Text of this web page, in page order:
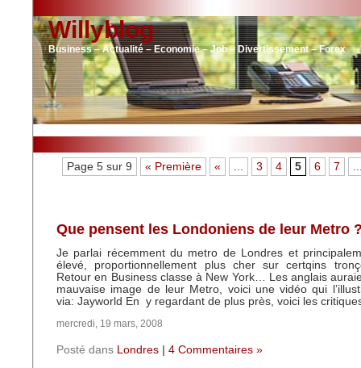
Willyblog
Business – Actualité – Economie – Job – Divertissement – Forex
Page 5 sur 9 « Première « ... 3 4 5 6 7
Que pensent les Londoniens de leur Metro
Je parlai récemment du metro de Londres et
élevé, proportionnellement plus cher sur certqins
Retour en Business classe à New York… Les anglais
mauvaise image de leur Metro, voici une vidéo qui
via: Jayworld En y regardant de plus près, voici les
mercredi, 19 mars, 2008
Posté dans Londres 4 Commentaires »